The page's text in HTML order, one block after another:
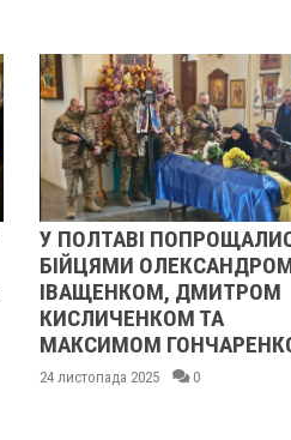
У ПОЛТАВІ
БІЙЦЯМИ
ІВАЩЕНКОМ, ДМИТРОМ
КИСЛИЧЕНКОМ ТА
МАКСИМОМ
24 листопада 2025 0